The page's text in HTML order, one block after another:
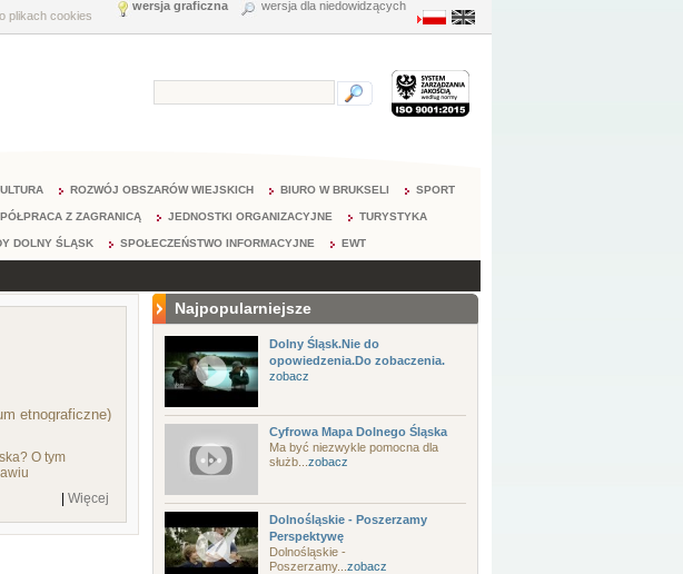
plikach cookies
wersja graficzna wersja dla niedowidzących
ROZWÓJ OBSZARÓW WIEJSKICH BIURO W BRUKSELI SPORT
Z ZAGRANICĄ JEDNOSTKI ORGANIZACYJNE TURYSTYKA
DOLNY ŚLĄSK SPOŁECZEŃSTWO INFORMACYJNE EWT
etnograficzne)
O tym
Więcej
Najpopularniejsze
Dolny Śląsk.Nie do
opowiedzenia.Do zobaczenia.
zobacz
Cyfrowa Mapa Dolnego Śląska
Ma być niezwykle pomocna dla
służb... zobacz
Dolnośląskie - Poszerzamy
Perspektywę
Dolnośląskie -
Poszerzamy... zobacz